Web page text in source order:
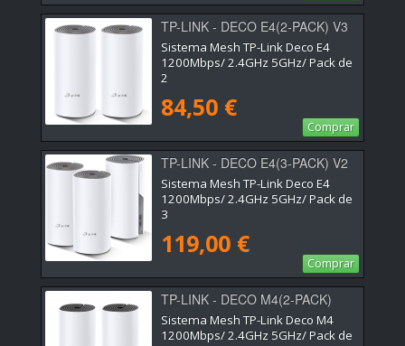
TP-LINK - DECO E4(2-PACK) V3
Sistema Mesh TP-Link Deco E4
1200Mbps/ 2.4GHz 5GHz/ Pack de
2
84,50 €
Comprar
TP-LINK - DECO E4(3-PACK) V2
Sistema Mesh TP-Link Deco E4
1200Mbps/ 2.4GHz 5GHz/ Pack de
3
119,00 €
Comprar
TP-LINK - DECO M4(2-PACK)
Sistema Mesh TP-Link Deco M4
1200Mbps/ 2.4GHz 5GHz/ Pack de